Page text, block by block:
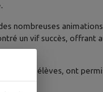
nombreuses
un vif succès, offrant
d'élèves, ont